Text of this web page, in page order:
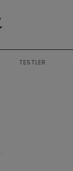
TESTLER